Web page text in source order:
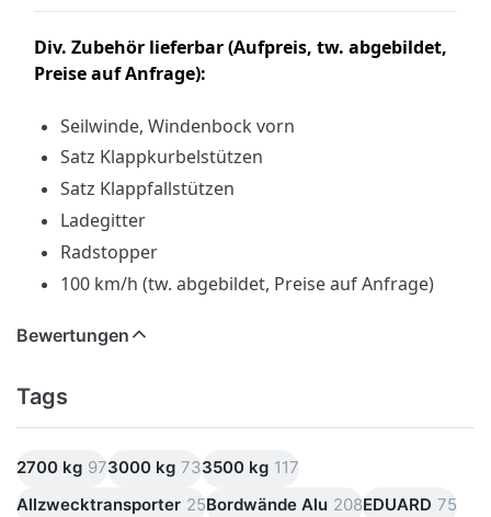
Div. Zubehör lieferbar (Aufpreis, tw. abgebildet,
Preise auf Anfrage):
Seilwinde, Windenbock vorn
Satz Klappkurbelstützen
Satz Klappfallstützen
Ladegitter
Radstopper
100 km/h (tw. abgebildet, Preise auf Anfrage)
Bewertungen
Tags
2700 kg 973000 kg 733500 kg 117
Allzwecktransporter 25Bordwände Alu 208EDUARD 75